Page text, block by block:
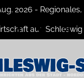
2026 -
aus